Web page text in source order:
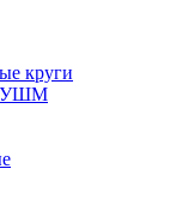
круги
УШМ